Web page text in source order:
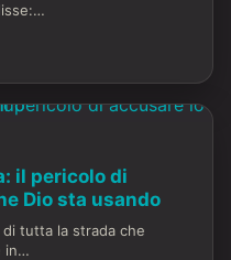
il pericolo di
Dio sta usando
tutta la strada che
in…